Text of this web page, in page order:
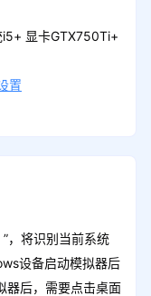
显卡GTX750Ti+
置
，将识别当前系统
设备启动模拟器后
器后，需要点击桌面